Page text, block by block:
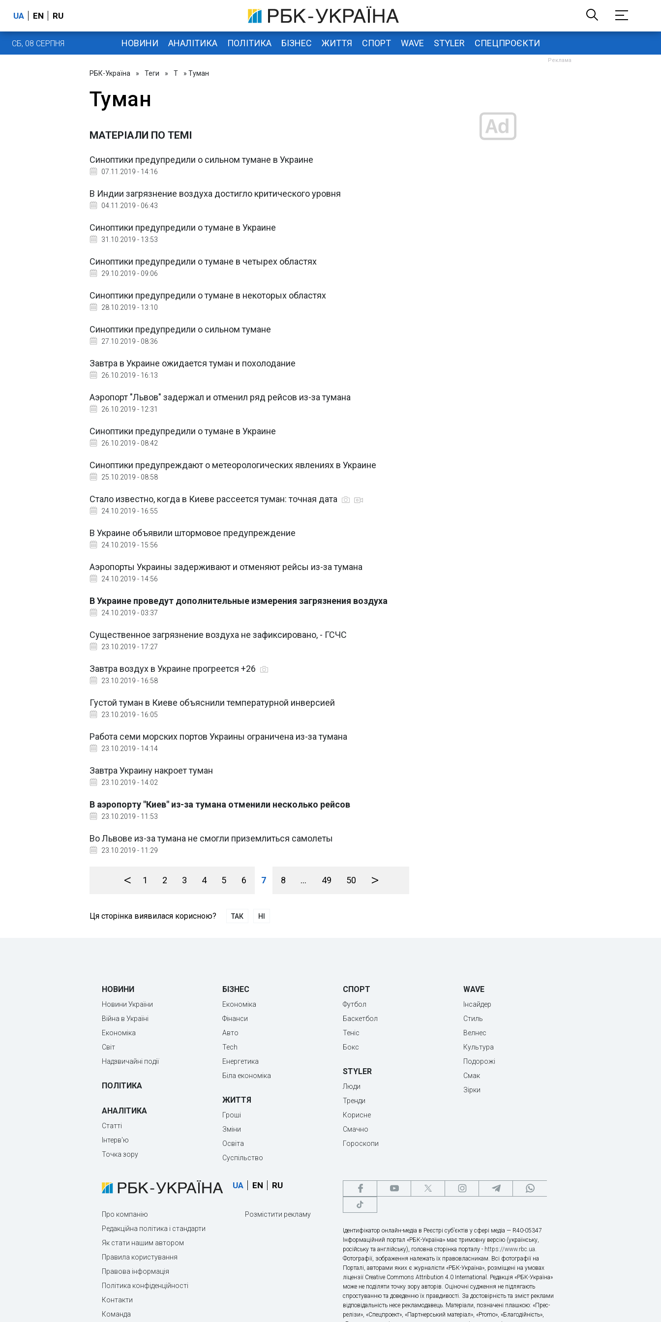
UA EN RU
СБ, 08 СЕРПНЯ НОВИНИ АНАЛІТИКА ПОЛІТИКА БІЗНЕС ЖИТТЯ СПОРТ WAVE STYLER СПЕЦПРОЄКТИ
РБК-Україна » Теги » Т » Туман
Туман
МАТЕРІАЛИ ПО ТЕМІ
Синоптики предупредили о сильном тумане в Украине
07.11.2019 - 14:16
В Индии загрязнение воздуха достигло критического уровня
04.11.2019 - 06:43
Синоптики предупредили о тумане в Украине
31.10.2019 - 13:53
Синоптики предупредили о тумане в четырех областях
29.10.2019 - 09:06
Синоптики предупредили о тумане в некоторых областях
28.10.2019 - 13:10
Синоптики предупредили о сильном тумане
27.10.2019 - 08:36
Завтра в Украине ожидается туман и похолодание
26.10.2019 - 16:13
Аэропорт "Львов" задержал и отменил ряд рейсов из-за тумана
26.10.2019 - 12:31
Синоптики предупредили о тумане в Украине
26.10.2019 - 08:42
Синоптики предупреждают о метеорологических явлениях в Украине
25.10.2019 - 08:58
Стало известно, когда в Киеве рассеется туман: точная дата
24.10.2019 - 16:55
В Украине объявили штормовое предупреждение
24.10.2019 - 15:56
Аэропорты Украины задерживают и отменяют рейсы из-за тумана
24.10.2019 - 14:56
В Украине проведут дополнительные измерения загрязнения воздуха
24.10.2019 - 03:37
Существенное загрязнение воздуха не зафиксировано, - ГСЧС
23.10.2019 - 17:27
Завтра воздух в Украине прогреется +26
23.10.2019 - 16:58
Густой туман в Киеве объяснили температурной инверсией
23.10.2019 - 16:05
Работа семи морских портов Украины ограничена из-за тумана
23.10.2019 - 14:14
Завтра Украину накроет туман
23.10.2019 - 14:02
В аэропорту "Киев" из-за тумана отменили несколько рейсов
23.10.2019 - 11:53
Во Львове из-за тумана не смогли приземлиться самолеты
23.10.2019 - 11:29
< 1 2 3 4 5 6 7 8 ... 49 50 >
Ця сторінка виявилася корисною? ТАК НІ
НОВИНИ
Новини України
Війна в Україні
Економіка
Світ
Надзвичайні події
ПОЛІТИКА
АНАЛІТИКА
Статті
Інтерв'ю
Точка зору
БІЗНЕС
Економіка
Фінанси
Авто
Tech
Енергетика
Біла економіка
ЖИТТЯ
Гроші
Зміни
Освіта
Суспільство
СПОРТ
Футбол
Баскетбол
Теніс
Бокс
STYLER
Люди
Тренди
Корисне
Смачно
Гороскопи
WAVE
Інсайдер
Стиль
Велнес
Культура
Подорожі
Смак
Зірки
UA EN RU
Про компанію
Редакційна політика і стандарти
Як стати нашим автором
Правила користування
Правова інформація
Політика конфіденційності
Контакти
Команда
Розмістити рекламу
Ідентифікатор онлайн-медіа в Реєстрі суб’єктів у сфері медіа — R40-05347
Інформаційний портал «РБК-Україна» має тримовну версію (українську,
російську та англійську), головна сторінка порталу - https://www.rbc.ua.
Фотографії, зображення належать їх правовласникам. Всі фотографії на
Порталі, авторами яких є журналісти «РБК-Україна», розміщені на умовах
ліцензії Creative Commons Attribution 4.0 International. Редакція «РБК-Україна»
може не поділяти точку зору авторів. Оціночні судження не підлягають
спростуванню та доведенню їх правдивості. За достовірність та зміст реклами
відповідальність несе рекламодавець. Матеріали, позначені плашкою: «Прес-
релізи», «Спецпроект», «Партнерський матеріал», «Promo», «Благодійність»,